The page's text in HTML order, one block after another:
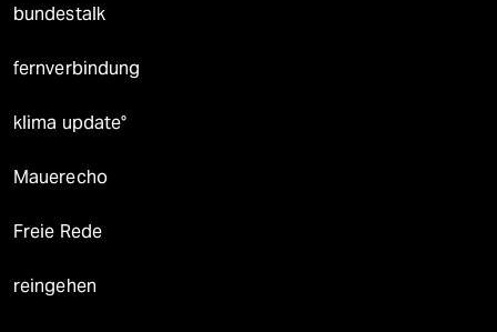
bundestalk
fernverbindung
klima update°
Mauerecho
Freie Rede
reingehen